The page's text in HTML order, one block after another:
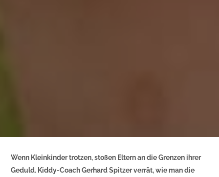
Wenn Kleinkinder trotzen, stoßen Eltern an die Grenzen ihrer
Geduld. Kiddy-Coach Gerhard Spitzer verrät, wie man die